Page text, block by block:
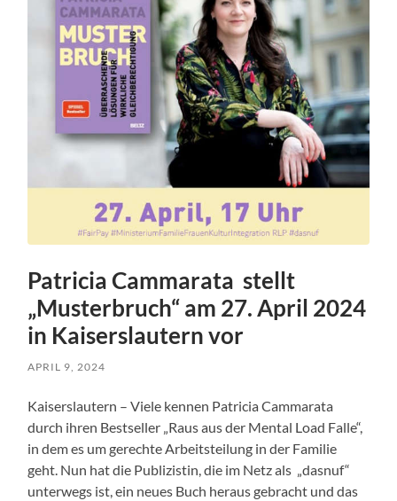
Patricia Cammarata stellt
„Musterbruch“ am 27. April 2024
in Kaiserslautern vor
APRIL 9, 2024
Kaiserslautern – Viele kennen Patricia Cammarata
durch ihren Bestseller „Raus aus der Mental Load Falle“,
in dem es um gerechte Arbeitsteilung in der Familie
geht. Nun hat die Publizistin, die im Netz als „dasnuf“
unterwegs ist, ein neues Buch heraus gebracht und das